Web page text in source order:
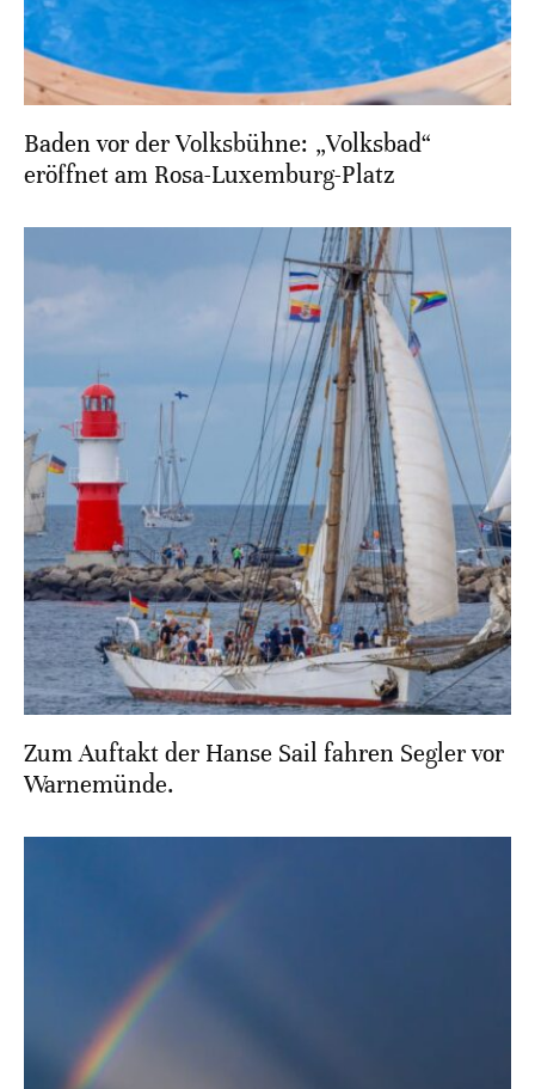
Baden vor der Volksbühne: „Volksbad“
eröffnet am Rosa-Luxemburg-Platz
Zum Auftakt der Hanse Sail fahren Segler vor
Warnemünde.